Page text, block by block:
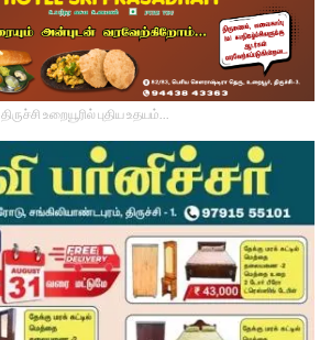
திருச்சி உறையூரில் புதிய உதயம்...